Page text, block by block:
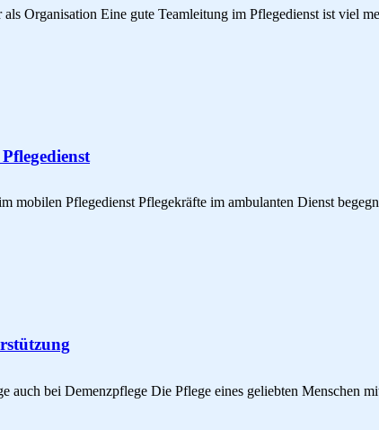
Organisation Eine gute Teamleitung im Pflegedienst ist viel
mobilen Pflegedienst Pflegekräfte im ambulanten Dienst
auch bei Demenzpflege Die Pflege eines geliebten Menschen